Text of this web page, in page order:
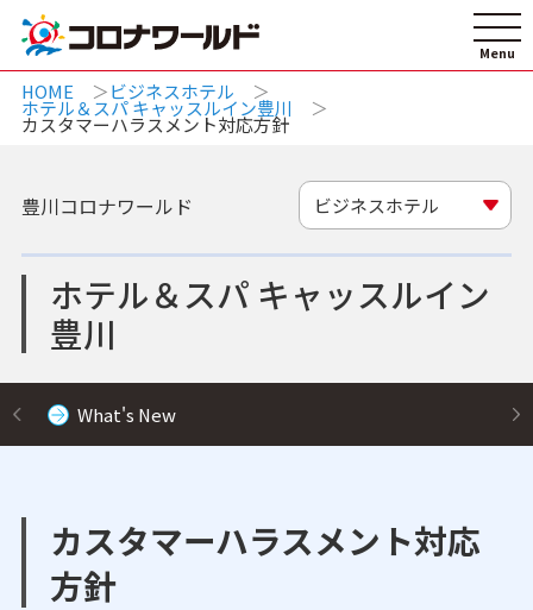
HOME ビジネスホテル
ホテル＆スパ キャッスルイン豊川
カスタマーハラスメント対応方針
ホテル＆スパ キャッスルイン
豊川
豊川コロナワールド ビジネスホテル
What's New
カスタマーハラスメント対応
方針